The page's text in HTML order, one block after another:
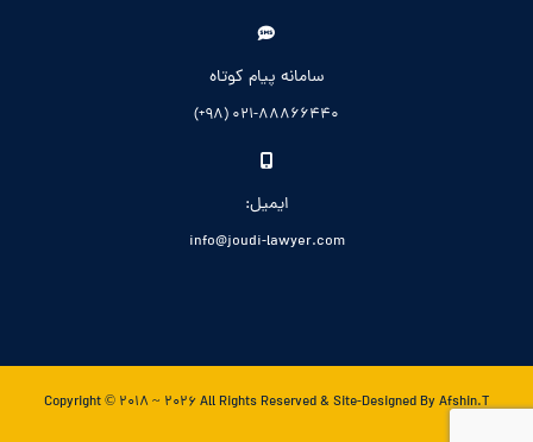
سامانه پیام کوتاه
021-88866440 (98+)
ایمیل:
info@joudi-lawyer.com
Copyright © 2018 ~ 2026 All Rights Reserved & Site-Designed By Afshin.T